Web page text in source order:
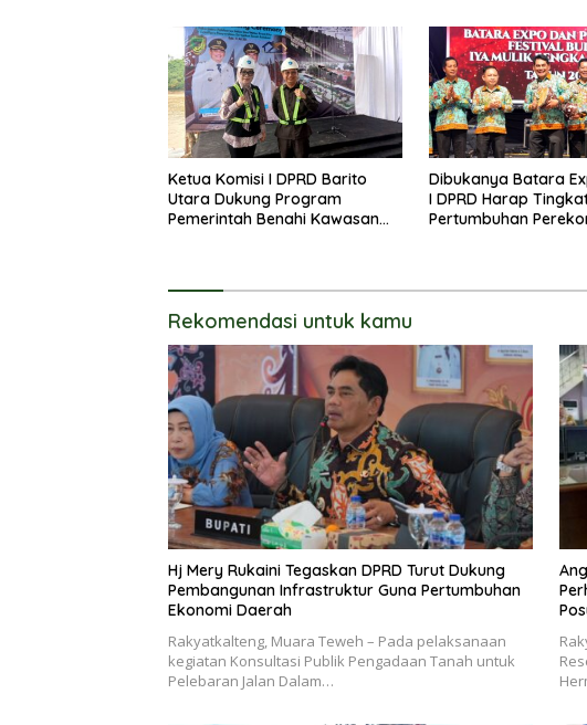
Ketua Komisi I DPRD Barito
Utara Dukung Program
Pemerintah Benahi Kawasan
Dibukanya Batara
I DPRD Harap
Pertumbuhan
Rekomendasi untuk kamu
Hj Mery Rukaini Tegaskan DPRD Turut Dukung
Pembangunan Infrastruktur Guna Pertumbuhan
Ekonomi Daerah
Rakyatkalteng, Muara Teweh – Pada pelaksanaan
kegiatan Konsultasi Publik Pengadaan Tanah untuk
Pelebaran Jalan Dalam…